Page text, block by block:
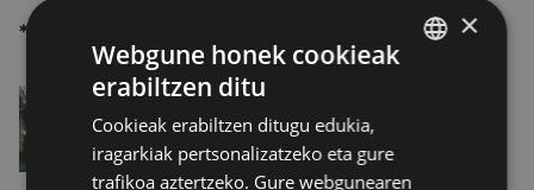
* ×
Webgune honek cookieak
erabiltzen ditu
Cookieak erabiltzen ditugu edukia,
iragarkiak pertsonalizatzeko eta gure
trafikoa aztertzeko. Gure webgunearen